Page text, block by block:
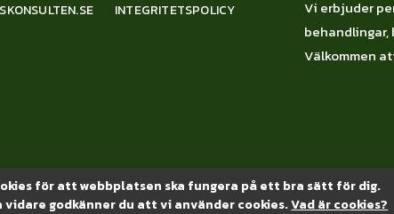
INTEGRITETSPOLICY
Vi erbjuder
behandlingar,
Välkommen
för att webbplatsen ska fungera på ett bra sätt för dig.
vidare godkänner du att vi använder cookies.Vad är cookies?